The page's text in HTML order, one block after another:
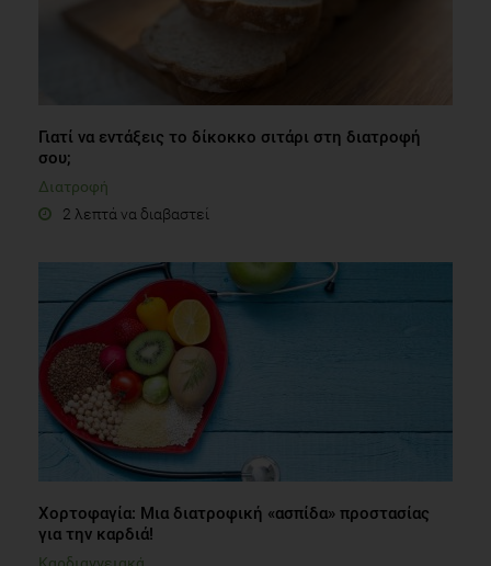
Γιατί να εντάξεις το δίκοκκο σιτάρι στη διατροφή
σου;
Διατροφή
2 λεπτά να διαβαστεί
Χορτοφαγία: Μια διατροφική «ασπίδα» προστασίας
για την καρδιά!
Καρδιαγγειακά